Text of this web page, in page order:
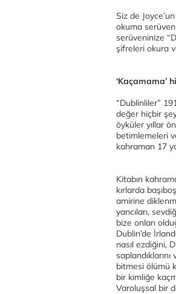
Siz de
okuma
serüveninize
şifreleri okura
‘Kaçamama’
“Dublinliler”
değer hiçbir
öyküler yıllar
betimlemeleri
kahraman 17
Kitabın
kırlarda
amirine
yancıları,
bize onları
Dublin’de
nasıl ezdiğini,
bitmesi ölümü
bir kimliğe
Varoluşsal bir